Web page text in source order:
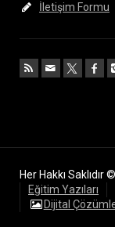
İletişim Formu
Her Hakkı
Eğitim Yazıları
Dijital